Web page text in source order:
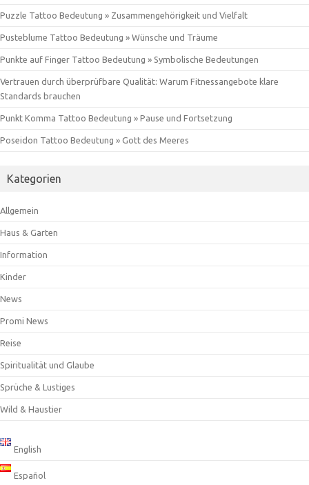
Puzzle Tattoo Bedeutung » Zusammengehörigkeit und Vielfalt
Pusteblume Tattoo Bedeutung » Wünsche und Träume
Punkte auf Finger Tattoo Bedeutung » Symbolische Bedeutungen
Vertrauen durch überprüfbare Qualität: Warum Fitnessangebote klare
Standards brauchen
Punkt Komma Tattoo Bedeutung » Pause und Fortsetzung
Poseidon Tattoo Bedeutung » Gott des Meeres
Kategorien
Allgemein
Haus & Garten
Information
Kinder
News
Promi News
Reise
Spiritualität und Glaube
Sprüche & Lustiges
Wild & Haustier
English
Español